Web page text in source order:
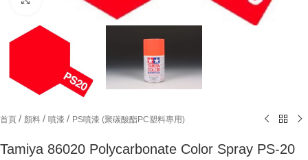
首頁 / 顏料 / 噴漆 / PS噴漆 (聚碳酸酯PC塑料專用)
Tamiya 86020 Polycarbonate Color Spray PS-20